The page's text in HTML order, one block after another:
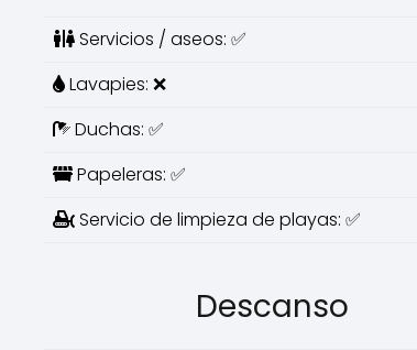
Servicios / aseos: ✅
Lavapies: ❌
Duchas: ✅
Papeleras: ✅
Servicio de limpieza de playas: ✅
Descanso